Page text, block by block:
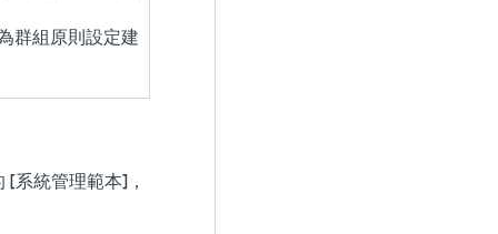
群組原則設定建
系統管理範本]，